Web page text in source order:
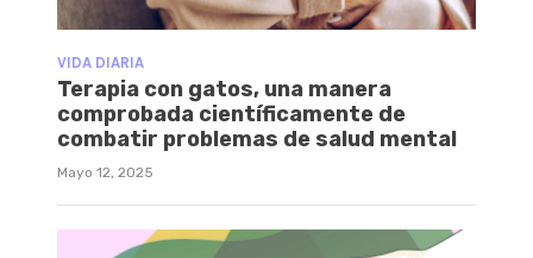
VIDA DIARIA
Terapia con gatos, una manera
comprobada científicamente de
combatir problemas de salud mental
Mayo 12, 2025